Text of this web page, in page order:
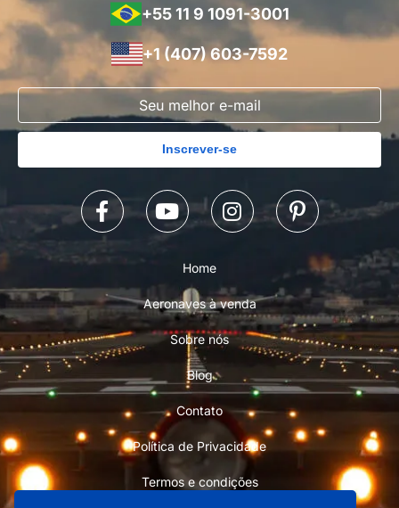
+55 11 9 1091-3001
+1 (407) 603-7592
Inscrever-se
Home
Aeronaves à venda
Sobre nós
Blog
Contato
Política de Privacidade
Termos e condições